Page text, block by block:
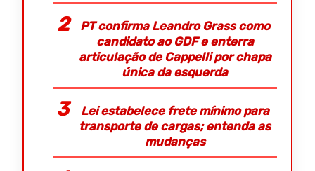
PT confirma Leandro Grass como
candidato ao GDF e enterra
articulação de Cappelli por chapa
única da esquerda
Lei estabelece frete mínimo para
transporte de cargas; entenda as
mudanças